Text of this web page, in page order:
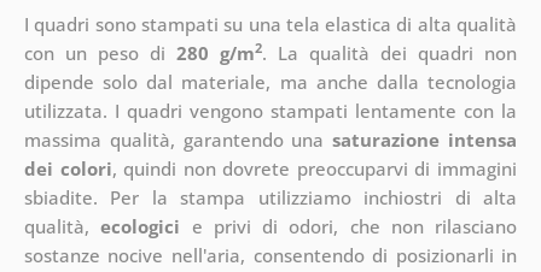
I quadri sono stampati su una tela elastica di alta qualità
con un peso di 280 g/m2. La qualità dei quadri non
dipende solo dal materiale, ma anche dalla tecnologia
utilizzata. I quadri vengono stampati lentamente con la
massima qualità, garantendo unasaturazione intensa
dei colori, quindi non dovrete preoccuparvi di immagini
sbiadite. Per la stampa utilizziamo inchiostri di alta
qualità,ecologici e privi di odori, che non rilasciano
sostanze nocive nell'aria, consentendo di posizionarli in